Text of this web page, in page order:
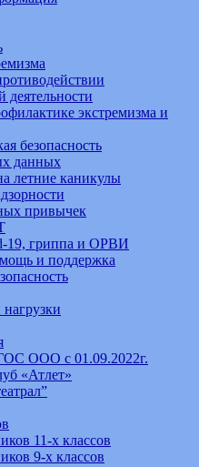
деятельности
экстремизма и
безопасность
данных
летние каникулы
привычек
19, гриппа и ОРВИ
и поддержка
ООО с 01.09.2022г.
«Атлет»
11-х классов
9-х классов